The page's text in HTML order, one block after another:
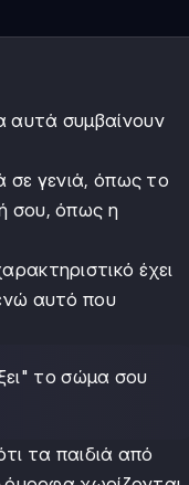
αυτά συμβαίνουν
σε γενιά, όπως το
σου, όπως η
έχει
αυτό που
το σώμα σου
τα παιδιά από